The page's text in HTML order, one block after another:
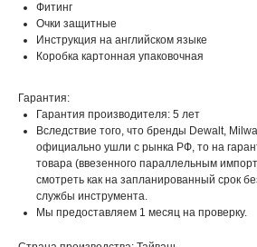
Фитинг
Очки защитные
Инструкция на английском языке
Коробка картонная упаковочная
Гарантия:
Гарантия производителя: 5 лет
Вследствие того, что бренды Dewalt,
официально ушли с рынка РФ, то на
товара (ввезенного параллельным
смотреть как на запланированный срок
службы инструмента.
Мы предоставляем 1 месяц на проверку.